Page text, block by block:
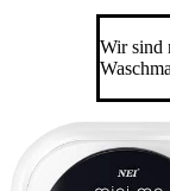
Wir sind